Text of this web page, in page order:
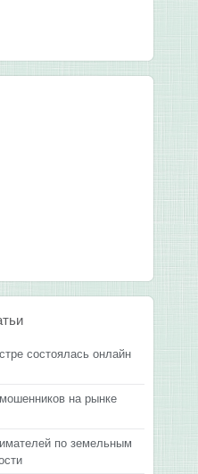
состоялась онлайн
на рынке
по земельным